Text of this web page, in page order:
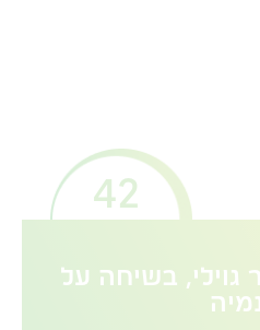
42
גוילי, בשיחה על